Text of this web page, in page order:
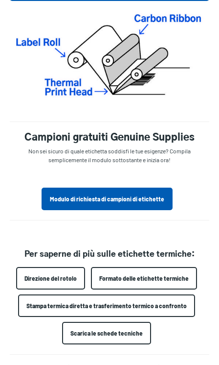
Campioni gratuiti Genuine Supplies
Non sei sicuro di quale etichetta soddisfi le tue esigenze? Compila
semplicemente il modulo sottostante e inizia ora!
Modulo di richiesta di campioni di etichette
Per saperne di più sulle etichette termiche:
Direzione del rotolo Formato delle etichette termiche
Stampa termica diretta e trasferimento termico a confronto
Scarica le schede tecniche